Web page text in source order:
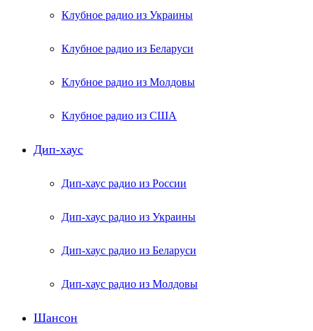
Клубное радио из Украины
Клубное радио из Беларуси
Клубное радио из Молдовы
Клубное радио из США
Дип-хаус
Дип-хаус радио из России
Дип-хаус радио из Украины
Дип-хаус радио из Беларуси
Дип-хаус радио из Молдовы
Шансон